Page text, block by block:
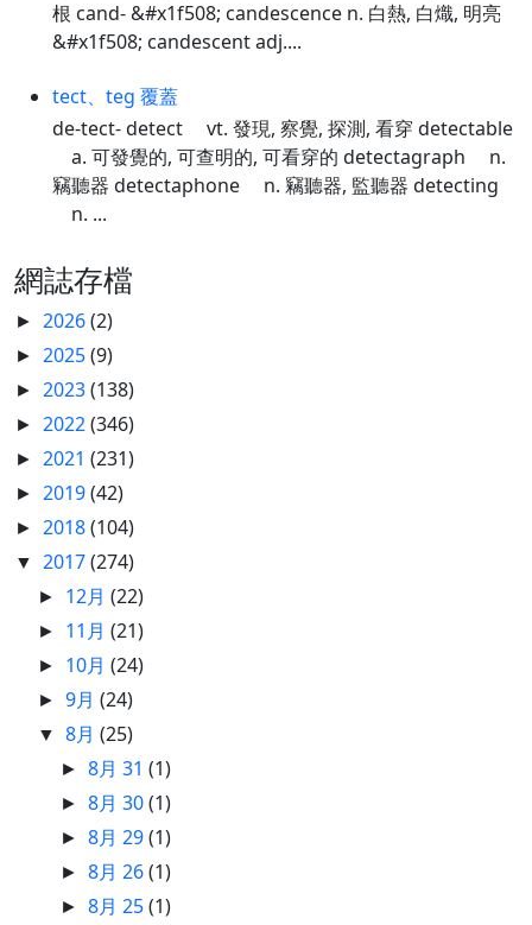
根 cand- &#x1f508; candescence n. 白熱, 白熾, 明亮
&#x1f508; candescent adj....
tect、teg 覆蓋
de-tect- detect vt. 發現, 察覺, 探測, 看穿 detectable
a. 可發覺的, 可查明的, 可看穿的 detectagraph n.
竊聽器 detectaphone n. 竊聽器, 監聽器 detecting
n. ...
網誌存檔
► 2026(2)
► 2025(9)
► 2023(138)
► 2022(346)
► 2021 (231)
► 2019(42)
► 2018(104)
▼ 2017(274)
► 12月(22)
► 11月(21)
► 10月(24)
►9月(24)
▼8月(25)
►8月 31(1)
►8月 30(1)
►8月 29(1)
►8月 26(1)
►8月 25(1)